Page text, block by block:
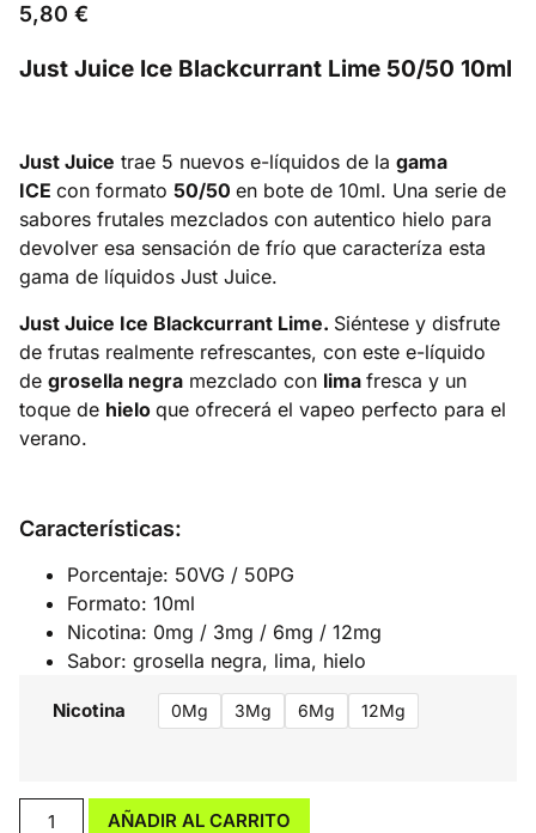
5,80 €
Just Juice Ice Blackcurrant Lime 50/50 10ml
Just Juice trae 5 nuevos e-líquidos de la gama
ICE con formato 50/50 en bote de 10ml. Una serie de
sabores frutales mezclados con autentico hielo para
devolver esa sensación de frío que caracteríza esta
gama de líquidos Just Juice.
Just Juice Ice Blackcurrant Lime. Siéntese y disfrute
de frutas realmente refrescantes, con este e-líquido
de grosella negra mezclado con lima fresca y un
toque de hielo que ofrecerá el vapeo perfecto para el
verano.
Características:
Porcentaje: 50VG / 50PG
Formato: 10ml
Nicotina: 0mg / 3mg / 6mg / 12mg
Sabor: grosella negra, lima, hielo
Nicotina 0Mg 3Mg 6Mg 12Mg
AÑADIR AL CARRITO